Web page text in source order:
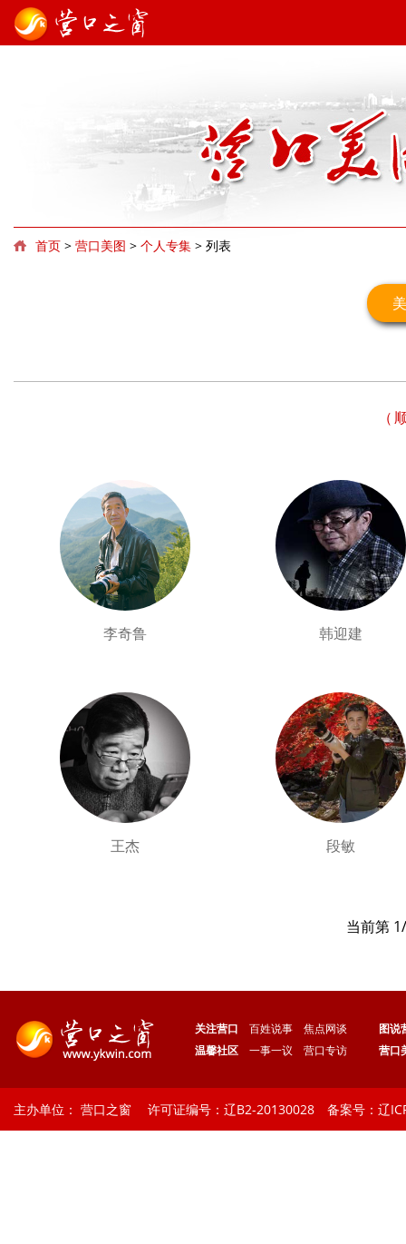
首页 > 营口美图 > 个人专集 > 列表
李奇鲁 韩迎建
王杰 段敏
当前第
关注营口 百姓说事
焦点网谈
温馨社区
一事一议 营口专访
图说
营口
主办单位： 营口之窗 许可证编号：辽B2-20130028 备案号：辽